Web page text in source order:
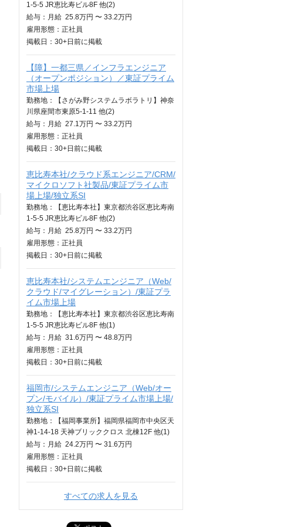
1-5-5 JR恵比寿ビル8F 他(2)
給与： 月給 25.8万円 〜 33.2万円
雇用形態：正社員
掲載日： 30+日 前に掲載
【障】一都三県／インフラエンジニア
（オープンポジション）／東証プライム
市場上場
勤務地：【さがみ野システムラボラトリ】神奈
川県座間市東原5-1-11 他(2)
給与： 月給 27.1万円 〜 33.2万円
雇用形態：正社員
掲載日： 30+日 前に掲載
恵比寿本社/クラウド系エンジニア/CRM/
マイクロソフト社製品/東証プライム市
場上場/独立系SI
勤務地：【恵比寿本社】東京都渋谷区恵比寿南
1-5-5 JR恵比寿ビル8F 他(2)
給与： 月給 25.8万円 〜 33.2万円
雇用形態：正社員
掲載日： 30+日 前に掲載
恵比寿本社/システムエンジニア（Web/
クラウド/マイグレーション）/東証プラ
イム市場上場
勤務地：【恵比寿本社】東京都渋谷区恵比寿南
1-5-5 JR恵比寿ビル8F 他(1)
給与： 月給 31.6万円 〜 48.8万円
雇用形態：正社員
掲載日： 30+日 前に掲載
福岡市/システムエンジニア（Web/オー
プン/モバイル）/東証プライム市場上場/
独立系SI
勤務地：【福岡事業所】福岡県福岡市中央区天
神1-14-18 天神ブリッククロス 北棟12F 他(1)
給与： 月給 24.2万円 〜 31.6万円
雇用形態：正社員
掲載日： 30+日 前に掲載
すべての求人を見る